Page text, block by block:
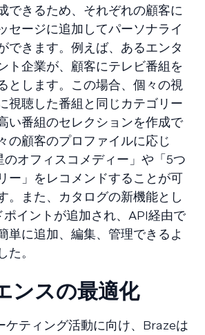
できるため、それぞれの顧客に
セージに追加してパーソナライ
できます。例えば、あるエンタ
ト企業が、顧客にテレビ番組を
とします。この場合、個々の視
視聴した番組と同じカテゴリー
い番組のセレクションを作成で
の顧客のプロファイルに応じ
オフィスコメディー」や「5つ
ー」をレコメンドすることが可
。また、カタログの新機能とし
ポイントが追加され、API経由で
単に追加、編集、管理できるよ
た。
ンスの最適化
ケティング活動に向け、Brazeは